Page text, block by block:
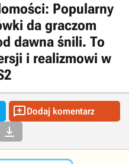
Popularny
da graczom
dawna śnili. To
i realizmowi w
Dodaj komentarz
